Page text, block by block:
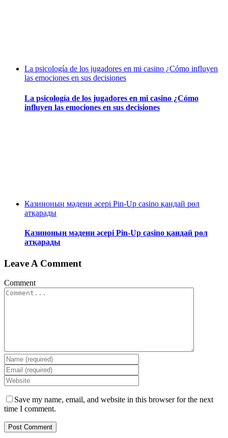
La psicología de los jugadores en mi casino ¿Cómo influyen
las emociones en sus decisiones
La psicología de los jugadores en mi casino ¿Cómo
influyen las emociones en sus decisiones
Казиноның мәдени әсері Pin-Up casino қандай рөл
атқарады
Казиноның мәдени әсері Pin-Up casino қандай рөл
атқарады
Leave A Comment
Comment
Save my name, email, and website in this browser for the next
time I comment.